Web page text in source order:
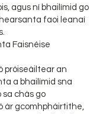
agus ní bhailímid go
faoi leanaí
Faisnéise
próiseáiltear an
a bhailímid sna
chás go
ár gcomhpháirtithe,